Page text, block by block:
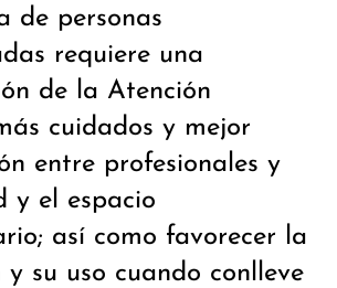
de personas
requiere una
de la Atención
cuidados y mejor
entre profesionales y
y el espacio
así como favorecer la
y su uso cuando conlleve